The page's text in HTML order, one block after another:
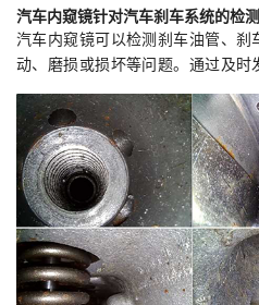
汽车内窥镜针对汽车刹车系统的检测
汽车内窥镜可以检测刹车油管、
动、磨损或损坏等问题。通过及时
汽车刹车系统的正常工作，提高
在日常维护中应该重视对汽车内
细节而引发安全隐患。